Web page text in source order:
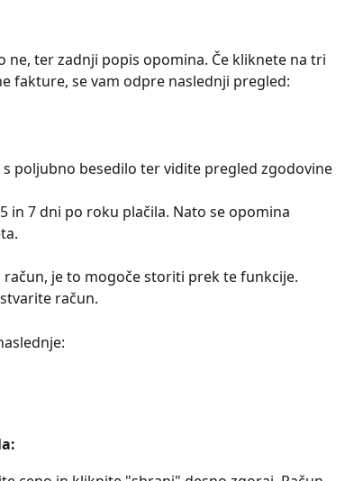
ne, ter zadnji popis opomina. Če kliknete na tri
fakture, se vam odpre naslednji pregled:
poljubno besedilo ter vidite pregled zgodovine
in 7 dni po roku plačila. Nato se opomina
račun, je to mogoče storiti prek te funkcije.
račun.